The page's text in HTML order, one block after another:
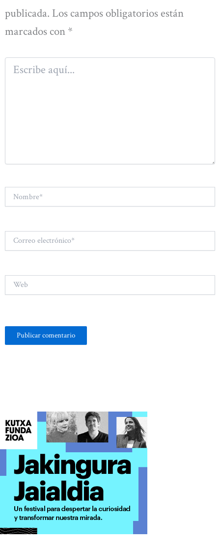
publicada. Los campos obligatorios están
marcados con *
Escribe
aquí...
Correo
electrónico*
Web